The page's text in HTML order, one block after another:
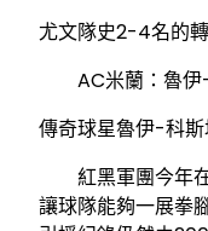
尤文隊史2-4名的
AC米蘭：魯伊-
傳奇球星魯伊-科
紅黑軍團今年在
讓球隊能夠一展拳